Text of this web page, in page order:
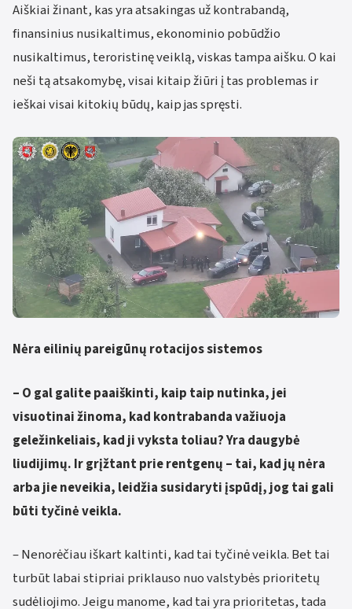
Aiškiai žinant, kas yra atsakingas už kontrabandą,
finansinius nusikaltimus, ekonominio pobūdžio
nusikaltimus, teroristinę veiklą, viskas tampa aišku. O kai
neši tą atsakomybę, visai kitaip žiūri į tas problemas ir
ieškai visai kitokių būdų, kaip jas spręsti.
Nėra eilinių pareigūnų rotacijos sistemos
– O gal galite paaiškinti, kaip taip nutinka, jei
visuotinai žinoma, kad kontrabanda važiuoja
geležinkeliais, kad ji vyksta toliau? Yra daugybė
liudijimų. Ir grįžtant prie rentgenų – tai, kad jų nėra
arba jie neveikia, leidžia susidaryti įspūdį, jog tai gali
būti tyčinė veikla.
– Nenorėčiau iškart kaltinti, kad tai tyčinė veikla. Bet tai
turbūt labai stipriai priklauso nuo valstybės prioritetų
sudėliojimo. Jeigu manome, kad tai yra prioritetas, tada